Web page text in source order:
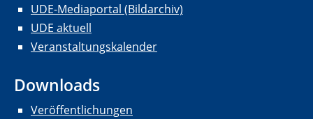
UDE-Mediaportal (Bildarchiv)
UDE aktuell
Veranstaltungskalender
Downloads
Veröffentlichungen